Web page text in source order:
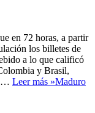
en 72 horas, a partir
los billetes de
a lo que calificó
y Brasil,
Leer más »Maduro